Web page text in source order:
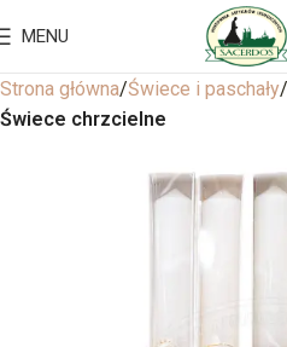
MENU
Strona główna Świece i paschały
Świece chrzcielne